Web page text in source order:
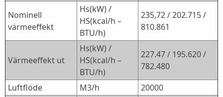
Nominell
värmeeffekt
Hs(kW) /
HS(kcal/h –
BTU/h)
235,72 / 202.715 /
810.861
Värmeeffekt ut
Hs(kW) /
HS(kcal/h –
BTU/h)
227.47 / 195.620 /
782.480
Luftflöde
M3/h
20000